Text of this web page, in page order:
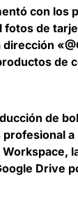
con los
fotos de
de
de
a
Drive